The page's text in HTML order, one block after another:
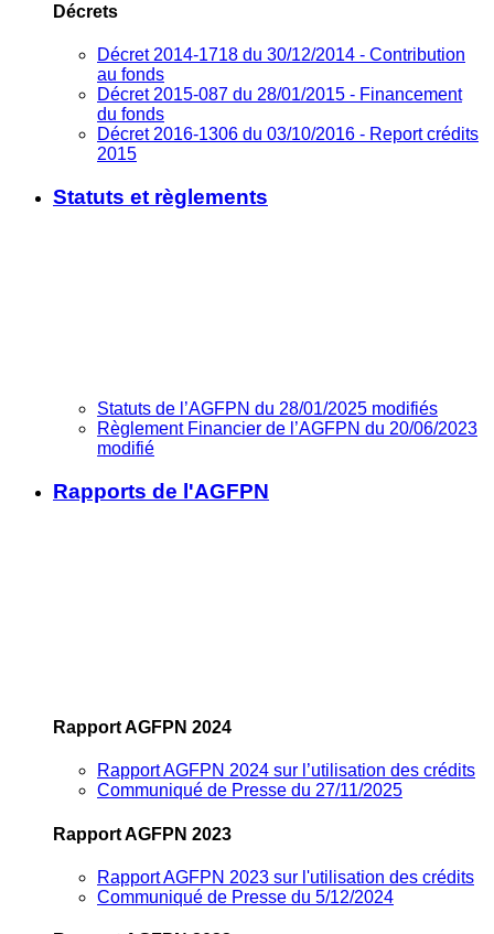
Décrets
Décret 2014-1718 du 30/12/2014 - Contribution
au fonds
Décret 2015-087 du 28/01/2015 - Financement
du fonds
Décret 2016-1306 du 03/10/2016 - Report crédits
2015
Statuts et règlements
Statuts de l’AGFPN du 28/01/2025 modifiés
Règlement Financier de l’AGFPN du 20/06/2023
modifié
Rapports de l'AGFPN
Rapport AGFPN 2024
Rapport AGFPN 2024 sur l’utilisation des crédits
Communiqué de Presse du 27/11/2025
Rapport AGFPN 2023
Rapport AGFPN 2023 sur l'utilisation des crédits
Communiqué de Presse du 5/12/2024